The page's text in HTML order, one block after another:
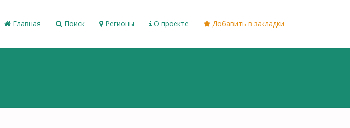
Главная Поиск Регионы О проекте Добавить в закладки